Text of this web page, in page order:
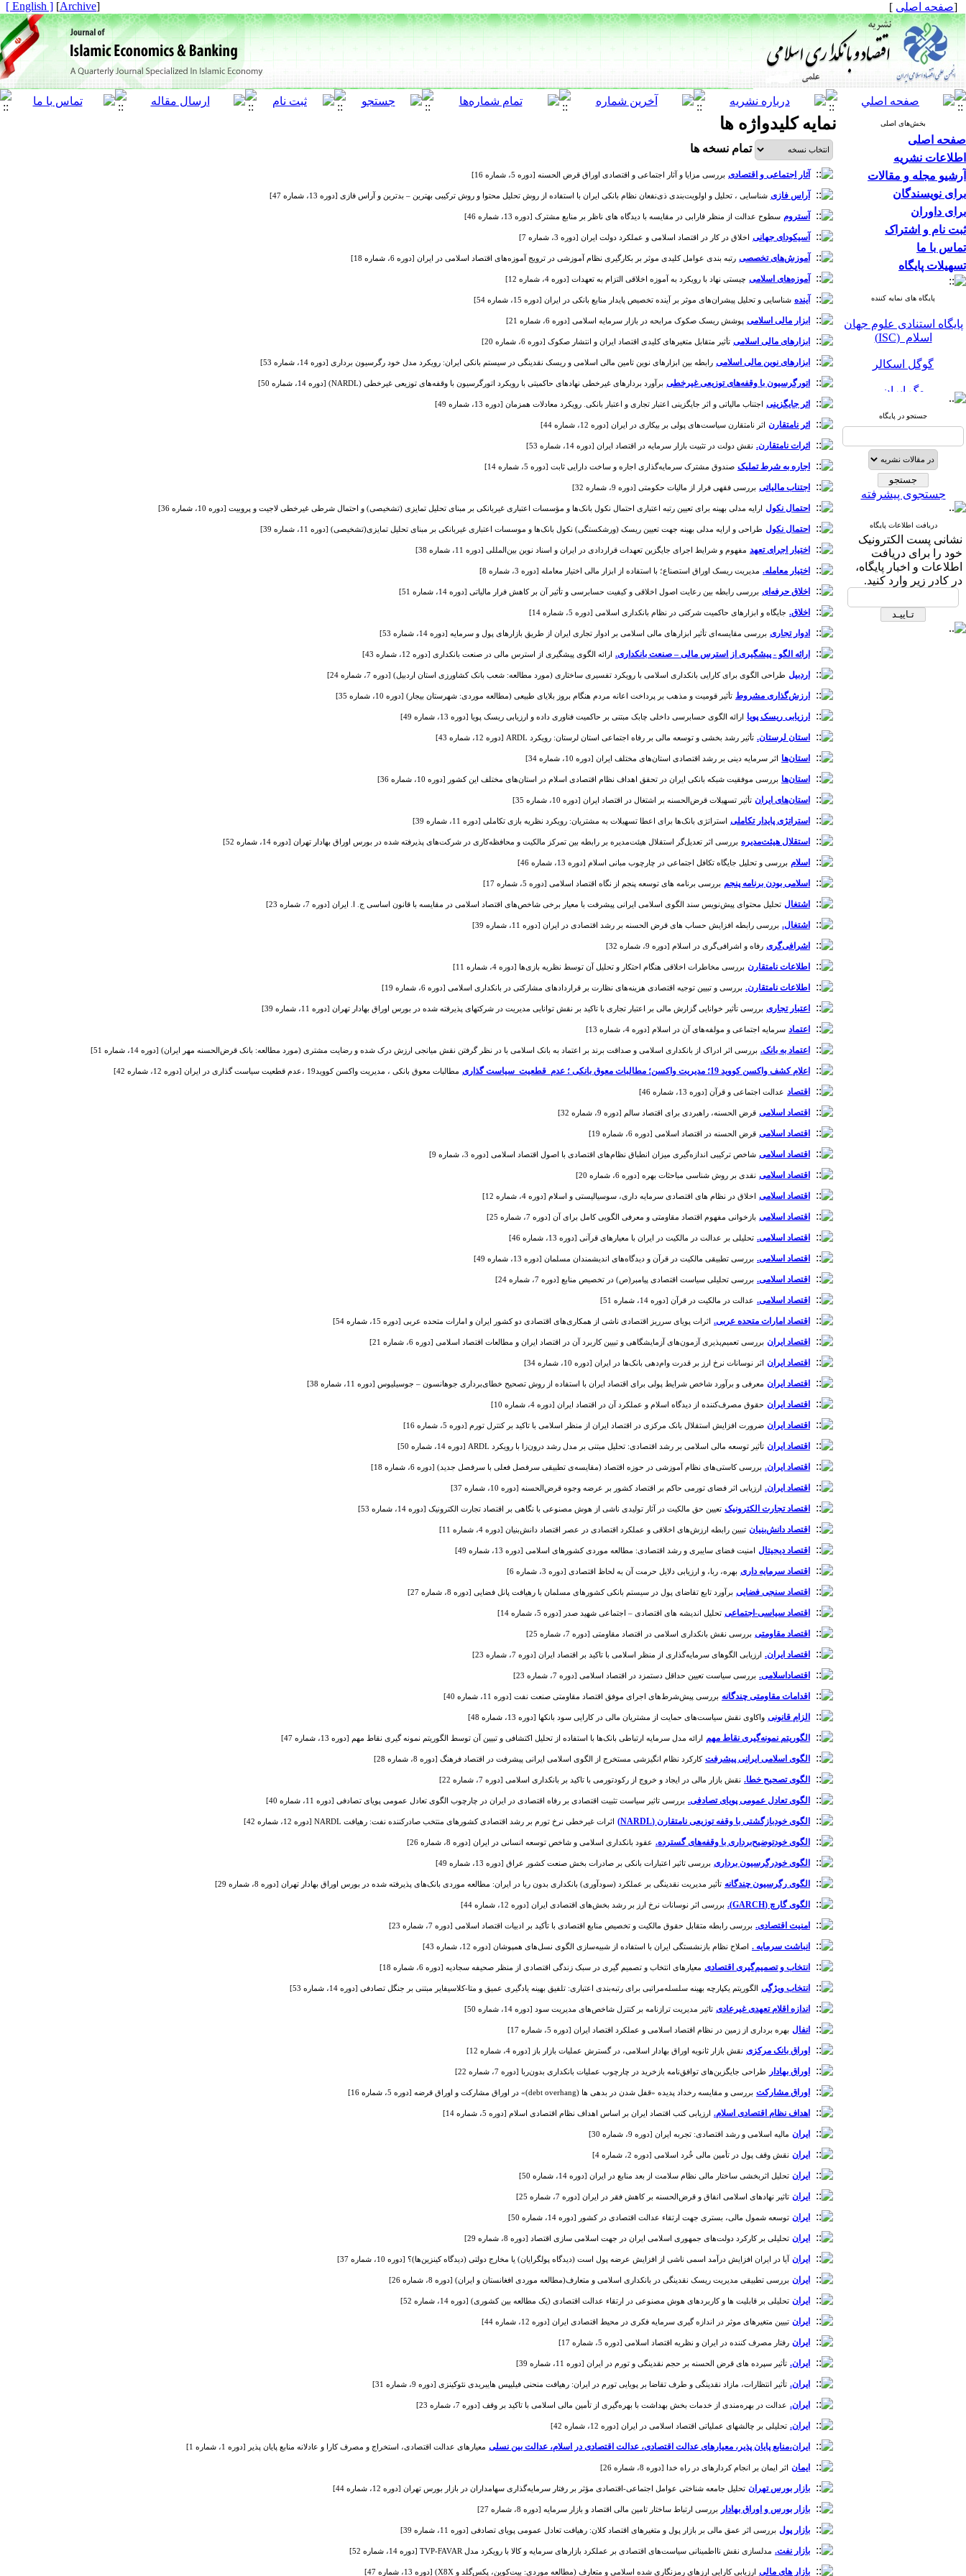
[صفحه اصلی ]
[
Archive
]
[ English ]
بخش‌های اصلی
صفحه اصلی
اطلاعات نشریه
آرشیو مجله و مقالات
برای نویسندگان
برای داوران
ثبت نام و اشتراک
تماس با ما
تسهیلات پایگاه
پایگاه های نمایه کننده
اسلام (ISC)
گوگل اسکالر
مگ ایران
سیویلیکا
پایگاه استنادی علوم جهان
اسلام (ISC)
گوگل اسکالر
نورمگز
جستجو در پایگاه
جستجوی پیشرفته
دریافت اطلاعات پایگاه
نشانی پست الکترونیک
خود را برای دریافت
اطلاعات و اخبار پایگاه،
در کادر زیر وارد کنید.
نمایه کلیدواژه ها
تمام نسخه ها
آثار اجتماعی و اقتصادی بررسی مزایا و آثار اجتماعی و اقتصادی اوراق قرض الحسنه [دوره 5، شماره 16]
آراس فازی شناسایی ، تحلیل و اولویت‌بندی ذی‌نفعان نظام بانکی ایران با استفاده از روش تحلیل محتوا و روش ترکیبی بهترین – بدترین و آراس فازی [دوره 13، شماره 47]
آستروم سطوح عدالت از منظر فارابی در مقایسه با دیدگاه های ناظر بر منابع مشترک [دوره 13، شماره 46]
آسیکودای جهانی اخلاق در کار در اقتصاد اسلامی و عملکرد دولت ایران [دوره 3، شماره 7]
آموزش‌های تخصصی رتبه بندی عوامل کلیدی موثر بر بکارگیری نظام آموزشی در ترویج آموزه‌های اقتصاد اسلامی در ایران [دوره 6، شماره 18]
آموزه‌های اسلامی چیستی نهاد با رویکرد به آموزه اخلاقی التزام به تعهدات [دوره 4، شماره 12]
آینده شناسایی و تحلیل پیشران‌های موثر بر آینده تخصیص پایدار منابع بانکی در ایران [دوره 15، شماره 54]
ابزار مالی اسلامی پوشش ریسک صکوک مرابحه در بازار سرمایه اسلامی [دوره 6، شماره 21]
ابزارهای مالی اسلامی تأثیر متقابل متغیرهای کلیدی اقتصاد ایران و انتشار صکوک [دوره 6، شماره 20]
ابزارهای نوین مالی اسلامی رابطه بین ابزارهای نوین تامین مالی اسلامی و ریسک نقدینگی در ‌سیستم بانکی ایران: رویکرد مدل خود رگرسیون برداری [دوره 14، شماره 53]
اتورگرسیون با وقفه‌های توزیعی غیرخطی برآورد بردارهای غیرخطی نهادهای حاکمیتی با رویکرد اتورگرسیون با وقفه‌های توزیعی غیرخطی (NARDL) [دوره 14، شماره 50]
اثر جایگزینی اجتناب مالیاتی و اثر جایگزینی اعتبار تجاری و اعتبار بانکی. رویکرد معادلات همزمان [دوره 13، شماره 49]
اثر نامتقارن اثر نامتقارن سیاست‌های پولی بر بیکاری در ایران [دوره 12، شماره 44]
اثرات نامتقارن. نقش دولت در تثبیت بازار سرمایه در اقتصاد ایران [دوره 14، شماره 53]
اجاره به شرط تملیک صندوق مشترک سرمایه‌گذاری اجاره و ساخت دارایی ثابت [دوره 5، شماره 14]
اجتناب مالیاتی بررسی فقهی فرار از مالیات حکومتی [دوره 9، شماره 32]
احتمال نکول ارایه مدلی بهینه برای تعیین رتبه اعتباری احتمال نکول بانک‌ها و مؤسسات اعتباری غیربانکی بر مبنای تحلیل تمایزی (تشخیصی) و احتمال شرطی غیرخطی لاجیت و پروبیت [دوره 10، شماره 36]
احتمال نکول طراحی و ارایه مدلی بهینه جهت تعیین ریسک (ورشکستگی) نکول بانک‌ها و موسسات اعتباری غیربانکی بر مبنای تحلیل تمایزی(تشخیصی) [دوره 11، شماره 39]
اختیار اجرای تعهد مفهوم و شرایط اجرای جایگزین تعهدات قراردادی در ایران و اسناد نوین بین‌المللی [دوره 11، شماره 38]
اختیار معامله. مدیریت ریسک اوراق استصناع؛ با استفاده از ابزار مالی اختیار معامله [دوره 3، شماره 8]
اخلاق حرفه‌ای بررسی رابطه بین رعایت اصول اخلاقی و کیفیت حسابرسی و تأثیر آن بر کاهش فرار مالیاتی [دوره 14، شماره 51]
اخلاق. جایگاه و ابزارهای حاکمیت شرکتی در نظام بانکداری اسلامی [دوره 5، شماره 14]
ادوار تجاری بررسی مقایسه‌ای تأثیر ابزارهای مالی اسلامی بر ادوار تجاری ایران از طریق بازارهای پول و سرمایه [دوره 14، شماره 53]
ارائه الگو - پیشگیری از استرس مالی – صنعت بانکداری. ارائه الگوی پیشگیری از استرس مالی در صنعت بانکداری [دوره 12، شماره 43]
اردبیل طراحی الگوی برای کارایی بانکداری اسلامی با رویکرد تفسیری ساختاری (مورد مطالعه: شعب بانک کشاورزی استان اردبیل) [دوره 7، شماره 24]
ارزش‌گذاری مشروط تأثیر قومیت و مذهب بر پرداخت اعانه مردم هنگام بروز بلایای طبیعی (مطالعه موردی: شهرستان بیجار) [دوره 10، شماره 35]
ارزیابی ریسک پویا ارائه الگوی حسابرسی داخلی چابک مبتنی بر حاکمیت فناوری داده و ارزیابی ریسک پویا [دوره 13، شماره 49]
استان لرستان. تأثیر رشد بخشی و توسعه مالی بر رفاه اجتماعی استان لرستان: رویکرد ARDL [دوره 12، شماره 43]
استان‌ها اثر سرمایه دینی بر رشد اقتصادی استان‌های مختلف ایران [دوره 10، شماره 34]
استان‌ها بررسی موفقیت شبکه بانکی ایران در تحقق اهداف نظام اقتصادی اسلام در استان‌های مختلف این کشور [دوره 10، شماره 36]
استان‌های ایران تأثیر تسهیلات قرض‌الحسنه بر اشتغال در اقتصاد ایران [دوره 10، شماره 35]
استراتژی پایدار تکاملی استراتژی بانک‌ها برای اعطا تسهیلات به مشتریان: رویکرد نظریه بازی تکاملی [دوره 11، شماره 39]
استقلال هیئت‌مدیره بررسی اثر تعدیل‌گر استقلال هیئت‌مدیره بر رابطه بین تمرکز مالکیت و محافظه‌کاری در شرکت‌های پذیرفته شده در بورس اوراق بهادار تهران [دوره 14، شماره 52]
اسلام بررسی و تحلیل جایگاه تکافل اجتماعی در چارچوب مبانی اسلام [دوره 13، شماره 46]
اسلامی بودن برنامه پنجم بررسی برنامه های توسعه پنجم از نگاه اقتصاد اسلامی [دوره 5، شماره 17]
اشتغال تحلیل محتوای پیش‌نویس سند الگوی اسلامی ایرانی پیشرفت با معیار برخی شاخص‌های اقتصاد اسلامی در مقایسه با قانون اساسی ج. ا. ایران [دوره 7، شماره 23]
اشتغال. بررسی رابطه افزایش حساب های قرض الحسنه بر رشد اقتصادی در ایران [دوره 11، شماره 39]
اشرافی‌گری رفاه و اشرافی‌گری در اسلام [دوره 9، شماره 32]
اطلاعات نامتقارن بررسی مخاطرات اخلاقی هنگام احتکار و تحلیل آن توسط نظریه بازی‌ها [دوره 4، شماره 11]
اطلاعات نامتقارن. بررسی و تبیین توجیه اقتصادی هزینه‌های نظارت بر قراردادهای مشارکتی در بانکداری اسلامی [دوره 6، شماره 19]
اعتبار تجاری بررسی تأثیر خوانایی گزارش مالی بر اعتبار تجاری با تاکید بر نقش توانایی مدیریت در شرکتهای پذیرفته شده در بورس اوراق بهادار تهران [دوره 11، شماره 39]
اعتماد سرمایه اجتماعی و مولفه‌های آن در اسلام [دوره 4، شماره 13]
اعتماد به بانک. بررسی اثر ادراک از بانکداری اسلامی و صداقت برند بر اعتماد به بانک اسلامی با در نظر گرفتن نقش میانجی ارزش درک شده و رضایت مشتری (مورد مطالعه: بانک قرض‌الحسنه مهر ایران) [دوره 14، شماره 51]
اعلام کشف واکسن کووید 19؛ مدیریت واکسن؛ مطالبات معوق بانکی ؛ عدم قطعیت سیاست گذاری مطالبات معوق بانکی ، مدیریت واکسن کووید19 ،عدم قطعیت سیاست گذاری در ایران [دوره 12، شماره 42]
اقتصاد عدالت اجتماعی و قرآن [دوره 13، شماره 46]
اقتصاد اسلامی قرض الحسنه، راهبردی برای اقتصاد سالم [دوره 9، شماره 32]
اقتصاد اسلامی قرض الحسنه در اقتصاد اسلامی [دوره 6، شماره 19]
اقتصاد اسلامی شاخص ترکیبی اندازه‌گیری میزان انطباق نظام‌های اقتصادی با اصول اقتصاد اسلامی [دوره 3، شماره 9]
اقتصاد اسلامی نقدی بر روش شناسی مباحثات بهره [دوره 6، شماره 20]
اقتصاد اسلامی اخلاق در نظام های اقتصادی سرمایه داری، سوسیالیستی و اسلام [دوره 4، شماره 12]
اقتصاد اسلامی بازخوانی مفهوم اقتصاد مقاومتی و معرفی الگویی کامل برای آن [دوره 7، شماره 25]
اقتصاد اسلامی. تحلیلی بر عدالت در مالکیت در ایران با معیارهای قرآنی [دوره 13، شماره 46]
اقتصاد اسلامی. بررسی تطبیقی مالکیت در قرآن و دیدگاه‌های اندیشمندان مسلمان [دوره 13، شماره 49]
اقتصاد اسلامی. بررسی تحلیلی سیاست اقتصادی پیامبر(ص) در تخصیص منابع [دوره 7، شماره 24]
اقتصاد اسلامی. عدالت در مالکیت در قرآن [دوره 14، شماره 51]
اقتصاد امارات متحده عربی. اثرات پویای سرریز اقتصادی ناشی از همکاری‌های اقتصادی دو کشور ایران و امارات متحده عربی [دوره 15، شماره 54]
اقتصاد ایران بررسی تعمیم‌پذیری آزمون‌های آزمایشگاهی و تبیین کاربرد آن در اقتصاد ایران و مطالعات اقتصاد اسلامی [دوره 6، شماره 21]
اقتصاد ایران اثر نوسانات نرخ ارز بر قدرت وام‌دهی بانک‌ها در ایران [دوره 10، شماره 34]
اقتصاد ایران معرفی و برآورد شاخص شرایط پولی برای اقتصاد ایران با استفاده از روش تصحیح خطای‌برداری جوهانسون – جوسیلیوس [دوره 11، شماره 38]
اقتصاد ایران حقوق مصرف‌کننده از دیدگاه اسلام و عملکرد آن در اقتصاد ایران [دوره 4، شماره 10]
اقتصاد ایران ضرورت افزایش استقلال بانک مرکزی در اقتصاد ایران از منظر اسلامی با تاکید بر کنترل تورم [دوره 5، شماره 16]
اقتصاد ایران تأثیر توسعه مالی اسلامی بر رشد اقتصادی: تحلیل مبتنی بر مدل رشد درون‌زا با رویکرد ARDL [دوره 14، شماره 50]
اقتصاد ایران. بررسی کاستی‌های نظام آموزشی در حوزه اقتصاد (مقایسه‌ی تطبیقی سرفصل فعلی با سرفصل جدید) [دوره 6، شماره 18]
اقتصاد ایران. ارزیابی اثر فضای تورمی حاکم بر اقتصاد کشور بر عرضه وجوه قرض‌الحسنه [دوره 10، شماره 37]
اقتصاد تجارت الکترونیک تعیین حق مالکیت در آثار تولیدی ناشی از هوش مصنوعی با نگاهی بر اقتصاد تجارت الکترونیک [دوره 14، شماره 53]
اقتصاد دانش‌بنیان تبیین رابطه ارزش‌های اخلاقی و عملکرد اقتصادی در عصر اقتصاد دانش‌‌بنیان [دوره 4، شماره 11]
اقتصاد دیجیتال امنیت فضای سایبری و رشد اقتصادی: مطالعه موردی کشورهای اسلامی [دوره 13، شماره 49]
اقتصاد سرمایه داری بهره، ربا، و ارزیابی دلایل حرمت آن به لحاظ اقتصادی [دوره 3، شماره 6]
اقتصاد سنجی فضایی برآورد تابع تقاضای پول در سیستم بانکی کشورهای مسلمان با رهیافت پانل فضایی [دوره 8، شماره 27]
اقتصاد سیاسی-اجتماعی تحلیل اندیشه های اقتصادی – اجتماعی شهید صدر [دوره 5، شماره 14]
اقتصاد مقاومتی بررسی نقش بانکداری اسلامی در اقتصاد مقاومتی [دوره 7، شماره 25]
اقتصاد‌ ایران. ارزیابی الگوهای سرمایه‌گذاری از منظر اسلامی با تاکید بر اقتصاد ایران [دوره 7، شماره 23]
اقتصاد‌اسلامی. بررسی سیاست تعیین حداقل دستمزد در اقتصاد اسلامی [دوره 7، شماره 23]
اقدامات مقاومتی چندگانه بررسی پیش‌شرط‌های اجرای موفق اقتصاد مقاومتی صنعت نفت [دوره 11، شماره 40]
الزام قانونی واکاوی نقش سیاست‌های حمایت از مشتریان مالی در کارایی سود بانکها [دوره 13، شماره 48]
الگوریتم نمونه‌گیری نقاط مهم ارائه مدل سرمایه ارتباطی بانک‌ها با استفاده از تحلیل اکتشافی و تبیین آن توسط الگوریتم نمونه گیری نقاط مهم [دوره 13، شماره 47]
الگوی اسلامی ایرانی پیشرفت کارکرد نظام انگیزشی مستخرج از الگوی اسلامی ایرانی پیشرفت در اقتصاد فرهنگ [دوره 8، شماره 28]
الگوی تصحیح خطا. نقش بازار مالی در ایجاد و خروج از رکودتورمی با تاکید بر بانکداری اسلامی [دوره 7، شماره 22]
الگوی تعادل عمومی پویای تصادفی. بررسی تاثیر سیاست تثبیت اقتصادی بر رفاه اقتصادی در ایران در چارچوب الگوی تعادل عمومی پویای تصادفی [دوره 11، شماره 40]
الگوی خودبازگشتی با وقفه توزیعی نامتقارن (NARDL) اثرات غیرخطی نرخ تورم بر رشد اقتصادی کشورهای منتخب صادرکننده نفت: رهیافت NARDL [دوره 12، شماره 42]
الگوی خودتوضیح‌برداری با وقفه‌های گسترده. عقود بانکداری اسلامی و شاخص توسعه انسانی در ایران [دوره 8، شماره 26]
الگوی خودرگرسیون برداری بررسی تاثیر اعتبارات بانکی بر صادرات بخش صنعت کشور عراق [دوره 13، شماره 49]
الگوی رگرسیون چندگانه تأثیر مدیریت نقدینگی بر عملکرد (سودآوری) بانکداری بدون ربا در ایران: مطالعه موردی بانک‌های پذیرفته شده در بورس اوراق بهادار تهران [دوره 8، شماره 29]
الگوی گارچ (GARCH). بررسی اثر نوسانات نرخ ارز بر رشد بخش‌های اقتصادی ایران [دوره 12، شماره 44]
امنیت اقتصادی. بررسی رابطه متقابل حقوق مالکیت و تخصیص منابع اقتصادی با تأکید بر ادبیات اقتصاد اسلامی [دوره 7، شماره 23]
انباشت سرمایه . اصلاح نظام بازنشستگی ایران با استفاده از شبیه‌سازی الگوی نسل‌های همپوشان [دوره 12، شماره 43]
انتخاب و تصمیم‌گیری اقتصادی معیارهای انتخاب و تصمیم گیری در سبک زندگی اقتصادی از منظر صحیفه سجادیه [دوره 6، شماره 18]
انتخاب ویژگی الگوریتم یکپارچه بهینه سلسله‌مراتبی برای رتبه‌بندی اعتباری: تلفیق بهینه یادگیری عمیق و متا-کلاسیفایر مبتنی بر جنگل تصادفی [دوره 14، شماره 53]
اندازه اقلام تعهدی غیرعادی تاثیر مدیریت ترازنامه‌ بر کنترل شاخص‌های مدیریت سود [دوره 14، شماره 50]
انفال بهره برداری از زمین در نظام اقتصاد اسلامی و عملکرد اقتصاد ایران [دوره 5، شماره 17]
اوراق بانک مرکزی نقش بازار ثانویه اوراق بهادار اسلامی، در گسترش عملیات بازار باز [دوره 4، شماره 12]
اوراق بهادار طراحی جایگزین‌های توافق‌نامه بازخرید در چارچوب عملیات بانکداری بدون‌ربا [دوره 7، شماره 22]
اوراق مشارکت بررسی و مقایسه رخداد پدیده «قفل شدن در بدهی ها (debt overhang)» در اوراق مشارکت و اوراق قرضه [دوره 5، شماره 16]
اهداف نظام اقتصادی اسلام. ارزیابی کتب اقتصاد ایران بر اساس اهداف نظام اقتصادی اسلام [دوره 5، شماره 14]
ایران مالیه اسلامی و رشد اقتصادی: تجربه ایران [دوره 9، شماره 30]
ایران نقش وقف پول در تأمین مالی خُرد اسلامی [دوره 2، شماره 4]
ایران تحلیل اثربخشی ساختار مالی نظام سلامت از بعد منابع در ایران [دوره 14، شماره 50]
ایران تاثیر نهادهای اسلامی انفاق و قرض‌الحسنه بر کاهش فقر در ایران [دوره 7، شماره 25]
ایران توسعه شمول مالی، بستری جهت ارتقاء عدالت اقتصادی در کشور [دوره 14، شماره 50]
ایران تحلیلی بر کارکرد دولت‌های جمهوری اسلامی ایران در جهت اسلامی‌ سازی اقتصاد [دوره 8، شماره 29]
ایران آیا در ایران افزایش درآمد اسمی ناشی از افزایش عرضه پول است (دیدگاه پولگرایان) یا مخارج دولتی (دیدگاه کینزین‌ها)؟ [دوره 10، شماره 37]
ایران بررسی تطبیقی مدیریت ریسک نقدینگی در بانکداری اسلامی و متعارف(مطالعه موردی افغانستان و ایران) [دوره 8، شماره 26]
ایران تحلیلی بر قابلیت ها و کاربردهای هوش مصنوعی در ارتقاء عدالت اقتصادی (یک مطالعه بین کشوری) [دوره 14، شماره 52]
ایران تبیین متغیرهای موثر در اندازه گیری سرمایه فکری در محیط اقتصادی ایران [دوره 12، شماره 44]
ایران رفتار مصرف کننده در ایران و نظریه اقتصاد اسلامی [دوره 5، شماره 17]
ایران. تأثیر سپرده های قرض الحسنه بر حجم نقدینگی و تورم در ایران [دوره 11، شماره 39]
ایران. تأثیر انتظارات، مازاد نقدینگی و طرف تقاضا بر پویایی تورم در ایران: رهیافت منحنی فیلیپس هایبریدی نئوکینزی [دوره 9، شماره 31]
ایران. عدالت در بهره‌مندی از خدمات بخش بهداشت با بهره‌گیری از تأمین مالی اسلامی با تاکید بر وقف [دوره 7، شماره 23]
ایران. تحلیلی بر چالشهای عملیاتی اقتصاد اسلامی در ایران [دوره 12، شماره 42]
ایران،منابع پایان پذیر، معیارهای عدالت اقتصادی، عدالت اقتصادی در اسلام، عدالت بین نسلی معیارهای عدالت اقتصادی، استخراج و مصرف کارا و عادلانه منابع پایان پذیر [دوره 1، شماره 1]
ایمان اثر ایمان بر انجام کردارهای در راه خدا [دوره 8، شماره 26]
بازار بورس تهران تحلیل جامعه شناختی عوامل اجتماعی-اقتصادی مؤثر بر رفتار سرمایه‌گذاری سهامداران در بازار بورس تهران [دوره 12، شماره 44]
بازار بورس و اوراق بهادار بررسی ارتباط ساختار تامین مالی اقتصاد و بازار سرمایه [دوره 8، شماره 27]
بازار پول بررسی اثر عمق مالی بر بازار پول و متغیرهای اقتصاد کلان: رهیافت تعادل عمومی پویای تصادفی [دوره 11، شماره 39]
بازار نفت. مدلسازی نقش نااطمینانی سیاست‌های اقتصادی بر عملکرد بازارهای سرمایه و کالا با رویکرد مدل TVP-FAVAR [دوره 14، شماره 52]
بازار های مالی ارزیابی کارایی ارزهای رمزنگاری شده اسلامی و متعارف (مطالعه موردی: بیت‌کوین، پکس‌گلد و X8X) [دوره 13، شماره 47]